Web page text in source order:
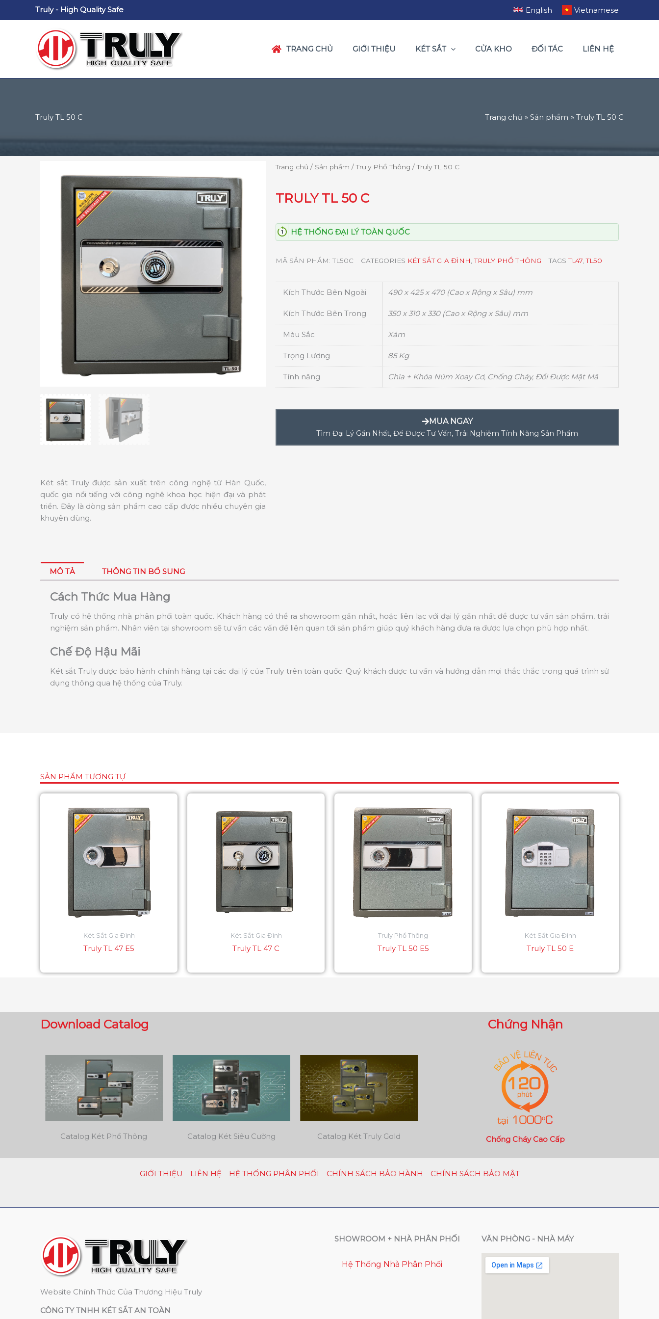
Truly - High Quality Safe English Vietnamese
TRANG CHỦ GIỚI THIỆU KÉT SẮT CỬA KHO ĐỐI TÁC LIÊN HỆ
Truly TL 50 C Trang chủ Sản phẩm Truly TL 50 C
Két sắt Truly được sản xuất trên công nghệ từ Hàn Quốc,
quốc gia nổi tiếng với công nghệ khoa học hiện đại và phát
triển. Đây là dòng sản phẩm cao cấp được nhiều chuyên gia
khuyên dùng.
Trang chủ / Sản phẩm /Truly Phổ Thông / Truly TL 50 C
TRULY TL 50 C
HỆ THỐNG ĐẠI LÝ TOÀN QUỐC
MÃ SẢN PHẨM:TL50C CATEGORIES KÉT SẮT GIA ĐÌNH ,TRULY PHỔ THÔNG TAGS TL47 ,TL50
Kích Thước Bên Ngoài 490 x 425 x 470 (Cao x Rộng x Sâu) mm
Kích Thước Bên Trong 350 x 310 x 330 (Cao x Rộng x Sâu) mm
Màu Sắc Xám
Trọng Lượng 85 Kg
Tính năng Chìa + Khóa Núm Xoay Cơ, Chống Cháy, Đổi Được Mật Mã
MUA NGAY
Tìm Đại Lý Gần Nhất, Để Được Tư Vấn, Trải Nghiệm Tính Năng Sản Phẩm
MÔ TẢ THÔNG TIN BỔ SUNG
Cách Thức Mua Hàng
Truly có hệ thống nhà phân phối toàn quốc. Khách hàng có thể ra showroom gần nhất, hoặc liên lạc với đại lý gần nhất để được tư vấn sản phẩm, trải
nghiệm sản phẩm. Nhân viên tại showroom sẽ tư vấn các vấn đề liên quan tới sản phẩm giúp quý khách hàng đưa ra được lựa chọn phù hợp nhất.
Chế Độ Hậu Mãi
Két sắt Truly được bảo hành chính hãng tại các đại lý của Truly trên toàn quốc. Quý khách được tư vấn và hướng dẫn mọi thắc thắc trong quá trình sử
dụng thông qua hệ thống của Truly.
SẢN PHẨM TƯƠNG TỰ
Két Sắt Gia Đình
Truly TL 47 E5
Két Sắt Gia Đình
Truly TL 47 C
Truly Phổ Thông
Truly TL 50 E5
Két Sắt Gia Đình
Truly TL 50 E
Download Catalog
Catalog Két Phổ Thông Catalog Két Siêu Cường Catalog Két Truly Gold
Chứng Nhận
Chống Cháy Cao Cấp
GIỚI THIỆU LIÊN HỆ HỆ THỐNG PHÂN PHỐI CHÍNH SÁCH BẢO HÀNH CHÍNH SÁCH BẢO MẬT
Website Chính Thức Của Thương Hiệu Truly
CÔNG TY TNHH KÉT SẮT AN TOÀN
SHOWROOM + NHÀ PHÂN PHỐI
Hệ Thống Nhà Phân Phối
VĂN PHÒNG - NHÀ MÁY